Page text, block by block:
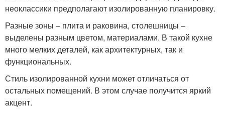
неоклассики предполагают изолированную планировку.
Разные зоны – плита и раковина, столешницы –
выделены разным цветом, материалами. В такой кухне
много мелких деталей, как архитектурных, так и
функциональных.
Стиль изолированной кухни может отличаться от
остальных помещений. В этом случае получится яркий
акцент.